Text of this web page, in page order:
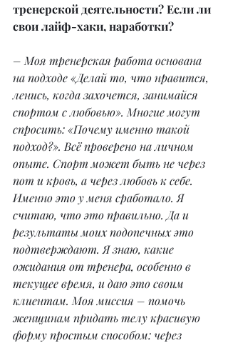
тренерской деятельности? Если ли
свои лайф-хаки, наработки?
– Моя тренерская работа основана
на подходе «Делай то, что нравится,
ленись, когда захочется, занимайся
спортом с любовью». Многие могут
спросить: «Почему именно такой
подход?». Всё проверено на личном
опыте. Спорт может быть не через
пот и кровь, а через любовь к себе.
Именно это у меня сработало. Я
считаю, что это правильно. Да и
результаты моих подопечных это
подтверждают. Я знаю, какие
ожидания от тренера, особенно в
текущее время, и даю это своим
клиентам. Моя миссия – помочь
женщинам придать телу красивую
форму простым способом: через